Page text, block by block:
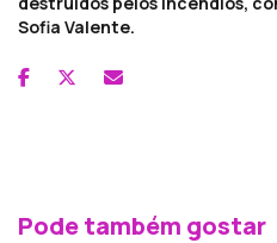
Sofia Valente.
Pode também gostar